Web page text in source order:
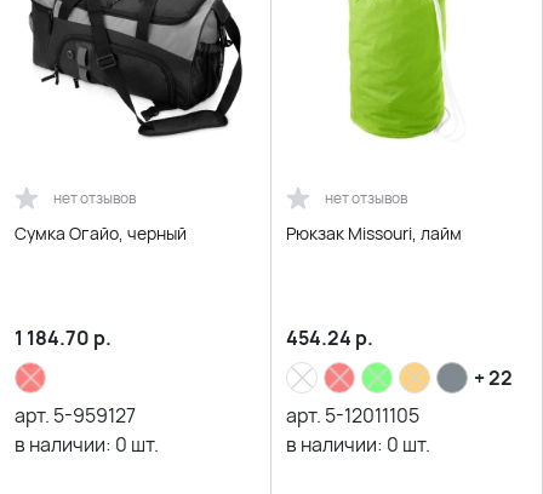
нет отзывов
Сумка Огайо, черный
1 184.70 р.
арт. 5-959127
в наличии: 0 шт.
нет отзывов
Рюкзак Missouri, лайм
454.24 р.
+ 22
арт. 5-12011105
в наличии: 0 шт.